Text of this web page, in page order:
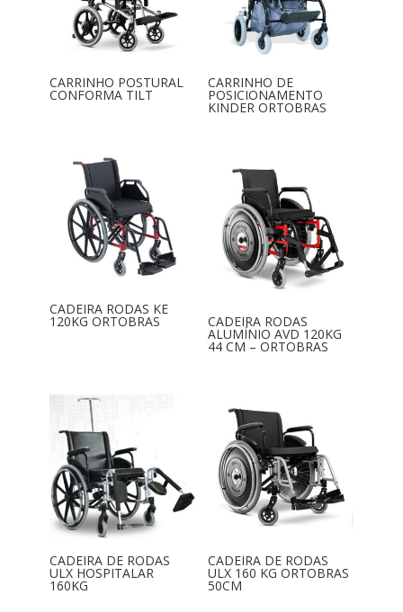
CARRINHO POSTURAL
CONFORMA TILT
CARRINHO DE
POSICIONAMENTO
KINDER ORTOBRAS
CADEIRA RODAS KE
120KG ORTOBRAS CADEIRA RODAS
ALUMÍNIO AVD 120KG
44 CM – ORTOBRAS
CADEIRA DE RODAS
ULX HOSPITALAR
160KG
CADEIRA DE RODAS
ULX 160 KG ORTOBRAS
50CM